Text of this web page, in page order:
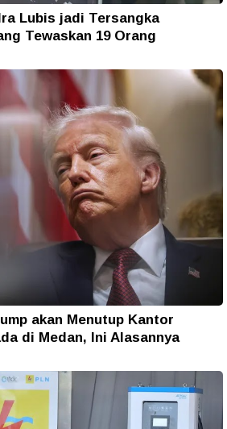
Lubis jadi Tersangka
Tewaskan 19 Orang
akan Menutup Kantor
di Medan, Ini Alasannya